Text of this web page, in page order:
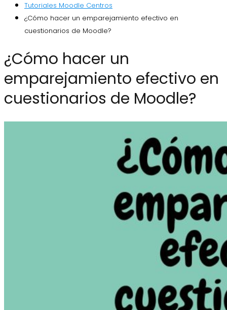
Tutoriales Moodle Centros
¿Cómo hacer un emparejamiento efectivo en
cuestionarios de Moodle?
¿Cómo hacer un
emparejamiento efectivo en
cuestionarios de Moodle?